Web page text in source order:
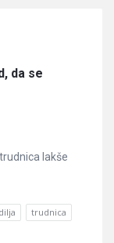
da se
lakše
trudnica